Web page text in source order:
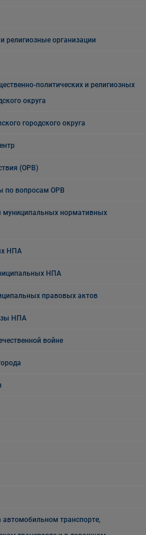
религиозные организации
политических и религиозных
округа
городского округа
(ОРВ)
по вопросам ОРВ
муниципальных нормативных
НПА
НПА
правовых актов
НПА
войне
транспорте,